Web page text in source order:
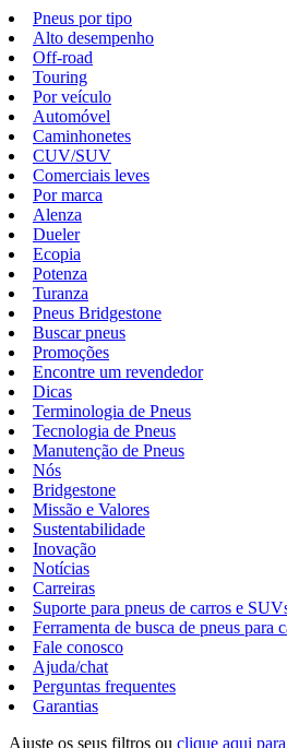
Pneus por tipo
Alto desempenho
Off-road
Touring
Por veículo
Automóvel
Caminhonetes
CUV/SUV
Comerciais leves
Por marca
Alenza
Dueler
Ecopia
Potenza
Turanza
Pneus Bridgestone
Buscar pneus
Promoções
Encontre um revendedor
Dicas
Terminologia de Pneus
Tecnologia de Pneus
Manutenção de Pneus
Nós
Bridgestone
Missão e Valores
Sustentabilidade
Inovação
Notícias
Carreiras
Suporte para pneus de carros e
Ferramenta de busca de pneus para
Fale conosco
Ajuda/chat
Perguntas frequentes
Garantias
Ajuste os seus filtros ou clique aqui